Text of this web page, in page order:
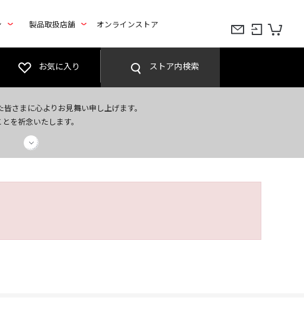
製品取扱店舗 オンラインストア
お気に入り ストア内検索
さまに心よりお見舞い申し上げます。
を祈念いたします。
！